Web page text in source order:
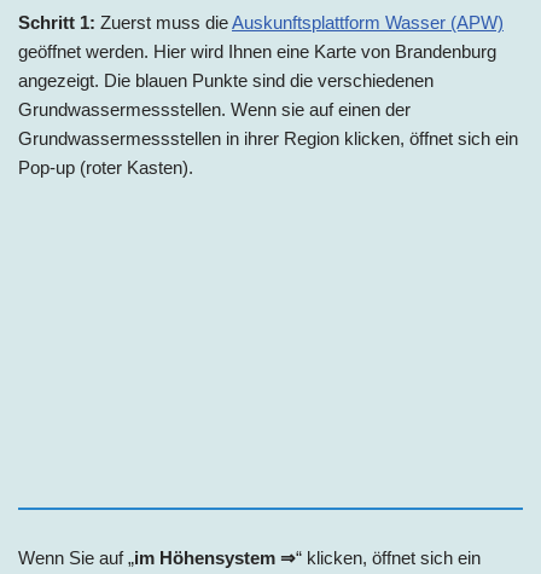
Schritt 1: Zuerst muss dieAuskunftsplattform Wasser (APW)
geöffnet werden. Hier wird Ihnen eine Karte von Brandenburg
angezeigt. Die blauen Punkte sind die verschiedenen
Grundwassermessstellen. Wenn sie auf einen der
Grundwassermessstellen in ihrer Region klicken, öffnet sich ein
Pop-up (roter Kasten).
Wenn Sie auf „im Höhensystem ⇒“ klicken, öffnet sich ein